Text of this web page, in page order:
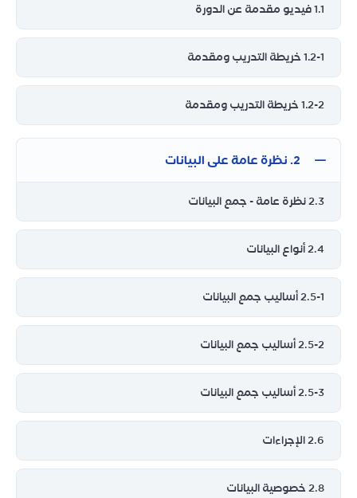
1.1 فيديو مقدمة عن الدورة
1.2-1 خريطة التدريب ومقدمة
1.2-2 خريطة التدريب ومقدمة
2. نظرة عامة على البيانات
2.3 نظرة عامة - جمع البيانات
2.4 أنواع البيانات
2.5-1 أساليب جمع البيانات
2.5-2 أساليب جمع البيانات
2.5-3 أساليب جمع البيانات
2.6 الإجراءات
2.8 خصوصية البيانات